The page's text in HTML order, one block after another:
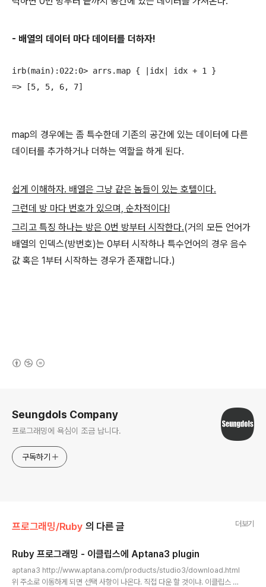
- 배열의 데이터 마다 데이터를 더하자!
irb(main):022:0> arrs.map { |idx| idx + 1 }
=> [5, 5, 6, 7]
map의 경우에는 좀 특수한데 기존의 공간에 있는 데이터에 다른
데이터를 추가하거나 더하는 역할을 하게 된다.
쉽게 이해하자. 배열은 그냥 같은 놈들이 있는 호텔이다.
그런데 방 마다 번호가 있으며, 순차적이다!
그리고 특징 하나는 방은 0번 방부터 시작한다.(거의 모든 언어가
배열의 인덱스(방번호)는 0부터 시작하나 특수언어의 경우 음수
값 혹은 1부터 시작하는 경우가 존재합니다.)
Seungdols Company
프로그래밍에 욕심이 조금 납니다.
구독하기
프로그래밍/Ruby 의 다른 글 더보기
Ruby 프로그래밍 - 이클립스에 Aptana3 plugin
aptana3 http://www.aptana.com/products/studio3/download.html
위 주소로 이동하게 되면 선택 사항이 나온다. 직접 다운 할 것이냐. 이클립스 플